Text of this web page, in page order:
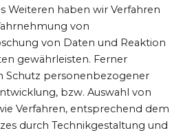
Weiteren haben wir Verfahren
von
von Daten und Reaktion
gewährleisten. Ferner
Schutz personenbezogener
bzw. Auswahl von
Verfahren, entsprechend dem
durch Technikgestaltung und